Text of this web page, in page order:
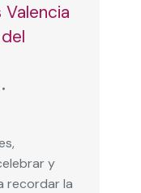
y
recordar la